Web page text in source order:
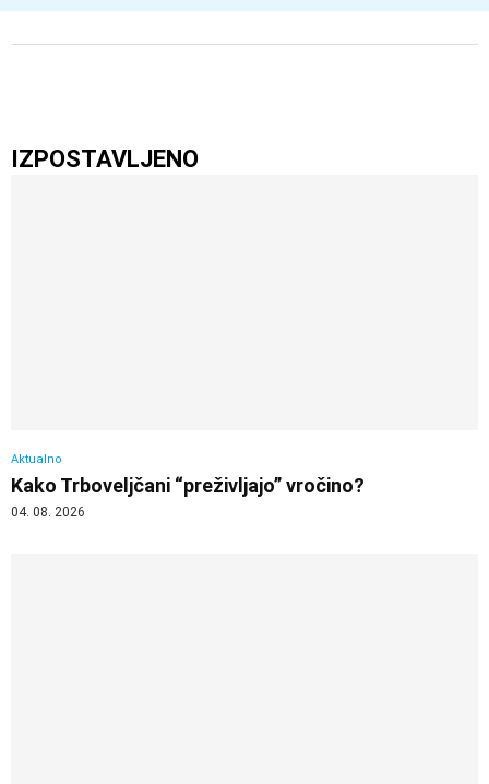
IZPOSTAVLJENO
Aktualno
Kako Trboveljčani “preživljajo” vročino?
04. 08. 2026